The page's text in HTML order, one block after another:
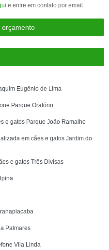
e entre em contato por email.
orçamento
Eugênio de Lima
Parque Oratório
e gatos Parque João Ramalho
em cães e gatos Jardim do
e gatos Três Divisas
Palmares
Vila Linda